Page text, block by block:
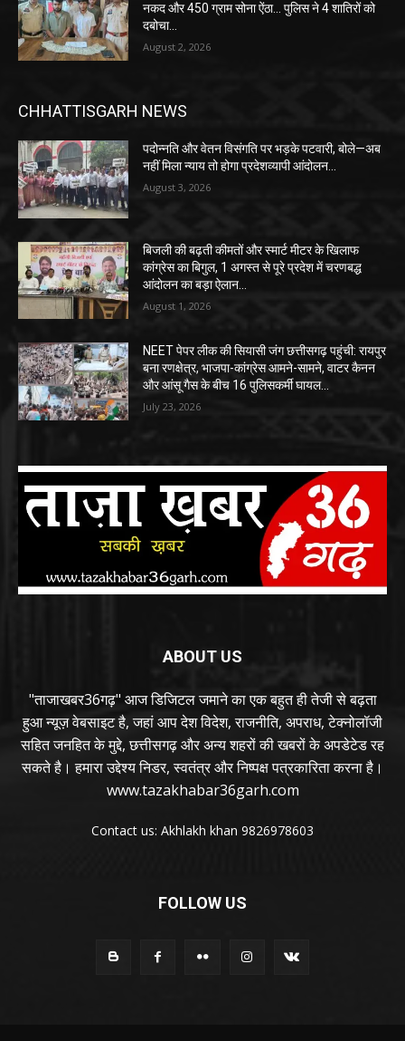
नकद और 450 ग्राम सोना ऐंठा… पुलिस ने 4 शातिरों को
दबोचा…
August 2, 2026
CHHATTISGARH NEWS
पदोन्नति और वेतन विसंगति पर भड़के पटवारी, बोले—अब
नहीं मिला न्याय तो होगा प्रदेशव्यापी आंदोलन…
August 3, 2026
बिजली की बढ़ती कीमतों और स्मार्ट मीटर के खिलाफ
कांग्रेस का बिगुल, 1 अगस्त से पूरे प्रदेश में चरणबद्ध
आंदोलन का बड़ा ऐलान…
August 1, 2026
NEET पेपर लीक की सियासी जंग छत्तीसगढ़ पहुंची: रायपुर
बना रणक्षेत्र, भाजपा-कांग्रेस आमने-सामने, वाटर कैनन
और आंसू गैस के बीच 16 पुलिसकर्मी घायल…
July 23, 2026
ABOUT US
"ताजाखबर36गढ़" आज डिजिटल जमाने का एक बहुत ही तेजी से बढ़ता
हुआ न्यूज़ वेबसाइट है, जहां आप देश विदेश, राजनीति, अपराध, टेक्नोलॉजी
सहित जनहित के मुद्दे, छत्तीसगढ़ और अन्य शहरों की खबरों के अपडेटेड रह
सकते है। हमारा उद्देश्य निडर, स्वतंत्र और निष्पक्ष पत्रकारिता करना है।
www.tazakhabar36garh.com
Contact us: Akhlakh khan 9826978603
FOLLOW US